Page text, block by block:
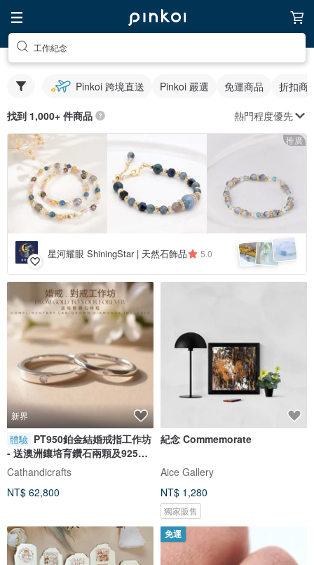
工作紀念
Pinkoi 跨境直送 Pinkoi 嚴選 免運商品 折扣商
找到 1,000+ 件商品 熱門程度優先
推廣
星河耀眼 ShiningStar | 天然石飾品 5.0
新界
體驗 PT950鉑金結婚戒指工作坊
- 送澳洲鑲培育鑽石兩顆及925銀
對戒
Cathandicrafts
NT$ 62,800
紀念 Commemorate
Aice Gallery
NT$ 1,280
獨家販售
免運